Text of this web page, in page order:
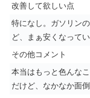
改善して欲しい点
特になし。ガソリン
ど、まぁ安くなって
その他コメント
本当はもっと色んな
だけど、なかなか面